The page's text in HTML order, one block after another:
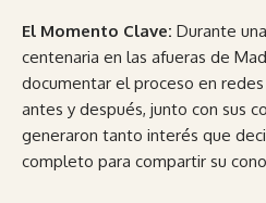
El Momento Clave: Durante
centenaria en las afueras de
documentar el proceso en
antes y después, junto con sus
generaron tanto interés que
completo para compartir su